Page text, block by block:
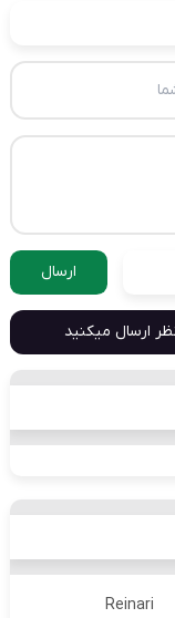
ارسال
ارسال میکنید
Reinari